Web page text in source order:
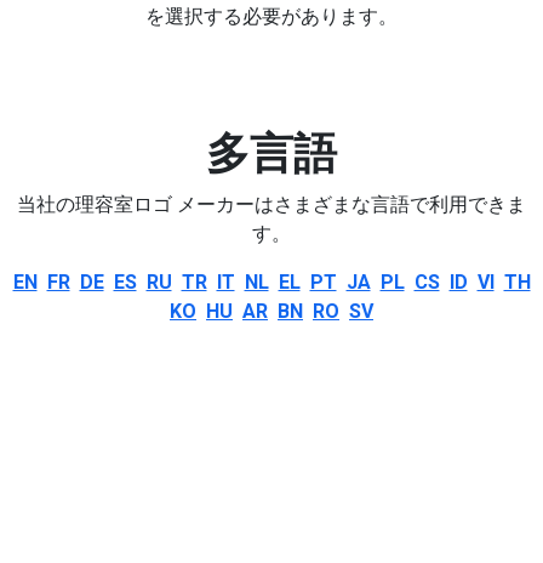
を選択する必要があります。
多言語
当社の理容室ロゴ メーカーはさまざまな言語で利用できま
す。
EN FR DE ES RU TR IT NL EL PT JA PL CS ID VI TH
KO HU AR BN RO SV